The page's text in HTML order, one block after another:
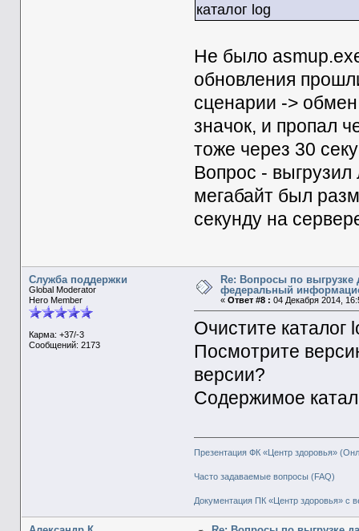
каталог log
Не было
обновления
сценарии ->
значок, и пропал
тоже через 30
Вопрос -
мегабайт был
секунду на
Служба поддержки
Global Moderator
Hero Member
Карма: +37/-3
Сообщений: 2173
Re: Вопросы по выгрузке
федеральный
« Ответ #8 : 04 Декабря 2014,
Очистите каталог
Посмотрите
версии?
Содержимое
Презентация ФК «Центр здоровья»
Часто задаваемые вопросы (FAQ)
Документация ПК «Центр здоровья» с